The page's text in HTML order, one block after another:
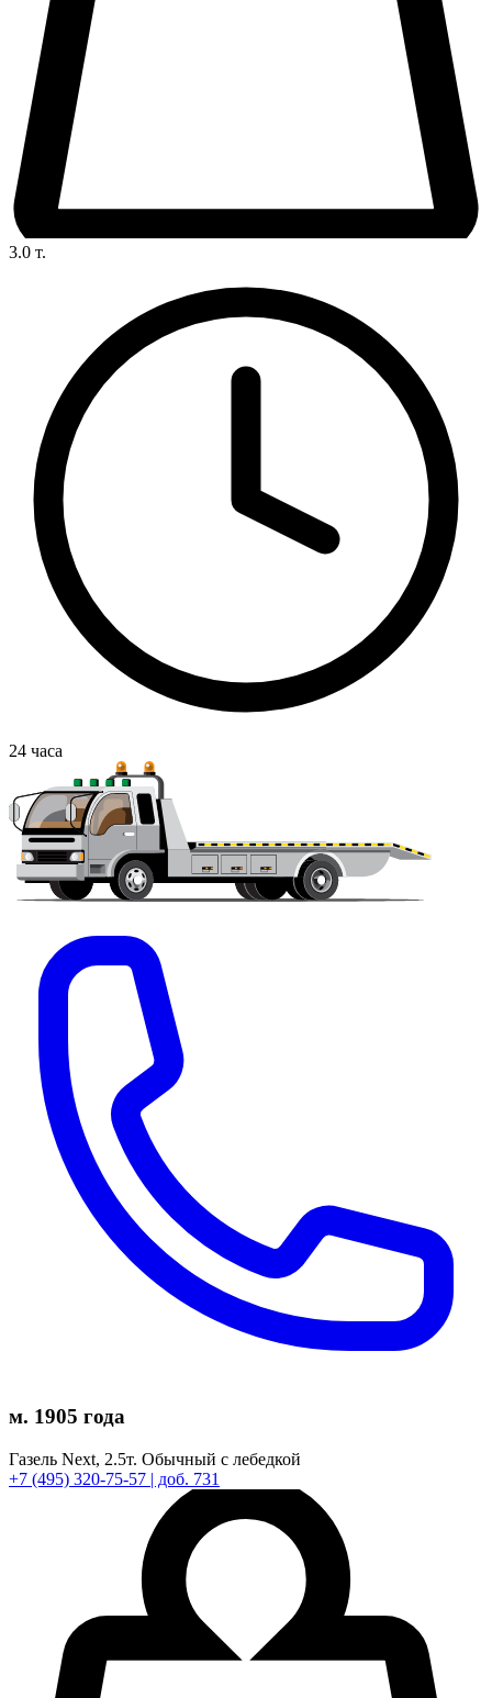
3.0 т.
24 часа
м. 1905 года
Газель Next, 2.5т. Обычный с лебедкой
+7 (495) 320-75-57 | доб. 731